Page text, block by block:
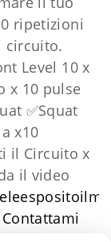
ripetizioni
circuito.
Level 10 x
x 10 pulse
✅Squat
x10
il Circuito x
il video
​Contattami